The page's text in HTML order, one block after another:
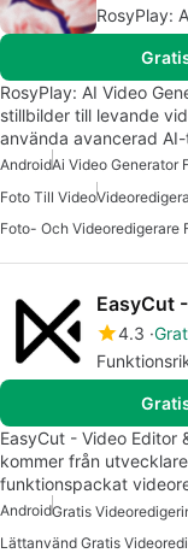
RosyPlay:
RosyPlay: AI Video
stillbilder till levande
använda avancerad
AndroidAi Video Generator
Foto Till Video
Foto- Och Videoredigerare
EasyCut
4.3
EasyCut - Video Editor
kommer från
funktionspackat
AndroidGratis
Lättanvänd Gratis